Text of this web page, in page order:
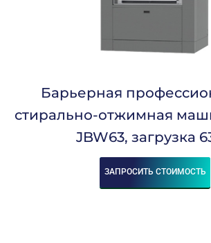
Барьерная
стирально-отжимная
JBW63, загрузка
ЗАПРОСИТЬ СТОИМОСТЬ